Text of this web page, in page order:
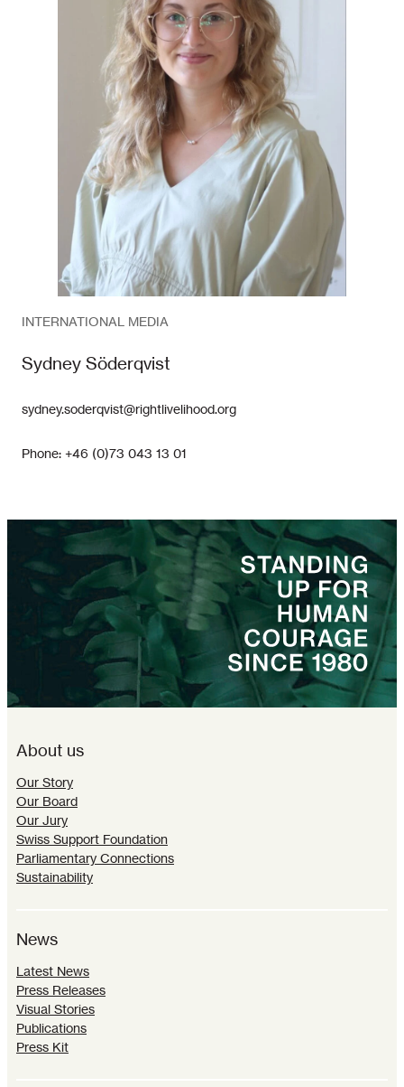
INTERNATIONAL MEDIA
Sydney Söderqvist
sydney.soderqvist@rightlivelihood.org
Phone: +46 (0)73 043 13 01
About us
Our Story
Our Board
Our Jury
Swiss Support Foundation
Parliamentary Connections
Sustainability
News
Latest News
Press Releases
Visual Stories
Publications
Press Kit